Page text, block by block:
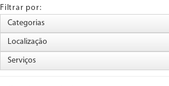
Filtrar por: